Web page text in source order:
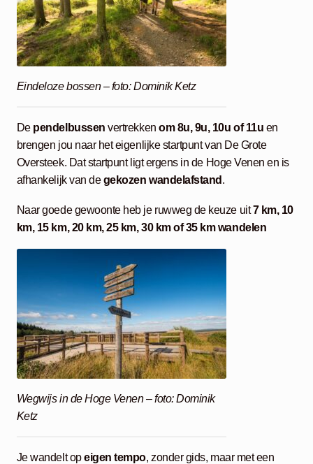
Eindeloze bossen – foto: Dominik Ketz
De pendelbussen vertrekkenom 8u, 9u, 10u of 11u en
brengen jou naar het eigenlijke startpunt van De Grote
Oversteek. Dat startpunt ligt ergens in de Hoge Venen en is
afhankelijk van degekozen wandelafstand .
Naar goede gewoonte heb je ruwweg de keuze uit7 km, 10
km, 15 km, 20 km, 25 km, 30 km of 35 km wandelen
Wegwijs in de Hoge Venen – foto: Dominik
Ketz
Je wandelt opeigen tempo, zonder gids, maar met een